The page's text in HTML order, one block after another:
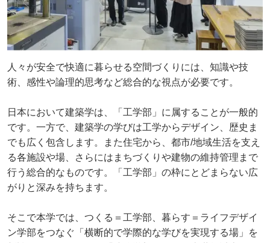
人々が安全で快適に暮らせる空間づくりには、知識や技
術、感性や論理的思考など総合的な視点が必要です。
日本において建築学は、「工学部」に属することが一般的
です。一方で、建築学の学びは工学からデザイン、歴史ま
でも広く包含します。また住宅から、都市/地域生活を支え
る各施設や場、さらにはまちづくりや建物の維持管理まで
行う総合的なものです。「工学部」の枠にとどまらない広
がりと深みを持ちます。
そこで本学では、つくる＝工学部、暮らす＝ライフデザイ
ン学部をつなぐ「横断的で学際的な学びを実現する場」を